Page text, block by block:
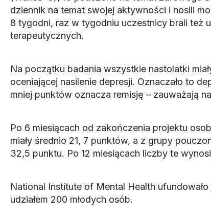
dziennik na temat swojej aktywności i nosili
8 tygodni, raz w tygodniu uczestnicy brali też
terapeutycznych.
Na początku badania wszystkie nastolatki
oceniającej nasilenie depresji. Oznaczało to
mniej punktów oznacza remisję – zauważają
Po 6 miesiącach od zakończenia projektu
miały średnio 21, 7 punktów, a z grupy
32,5 punktu. Po 12 miesiącach liczby te
National Institute of Mental Health
udziałem 200 młodych osób.